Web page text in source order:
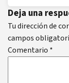
Deja una
Tu dirección de
campos
Comentario *